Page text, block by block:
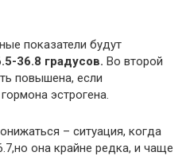
показатели будут
36.8 градусов. Во второй
повышена, если
эстрогена.
– ситуация, когда
она крайне редка, и чаще